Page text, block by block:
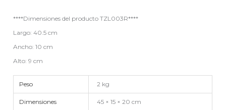
****Dimensiones del producto TZL003R****
Largo: 40.5 cm
Ancho: 10 cm
Alto: 9 cm
Peso 2 kg
Dimensiones 45 × 15 × 20 cm